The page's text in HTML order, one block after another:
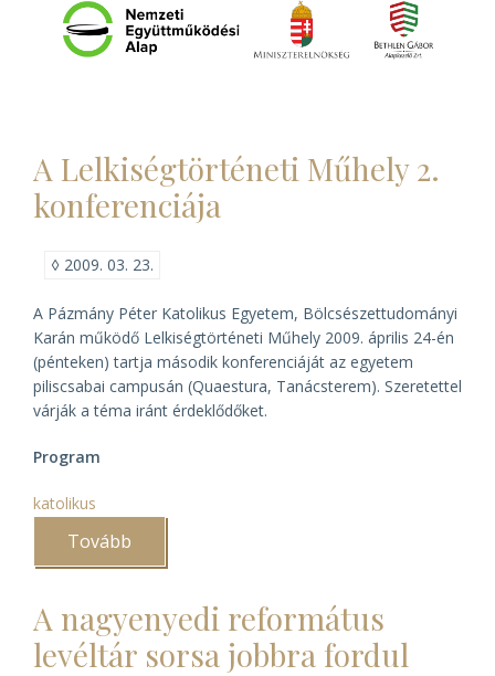
A Lelkiségtörténeti Műhely 2.
konferenciája
◊ 2009. 03. 23.
A Pázmány Péter Katolikus Egyetem, Bölcsészettudományi
Karán működő Lelkiségtörténeti Műhely 2009. április 24-én
(pénteken) tartja második konferenciáját az egyetem
piliscsabai campusán (Quaestura, Tanácsterem). Szeretettel
várják a téma iránt érdeklődőket.
Program
katolikus
Tovább
Műhely
konferenciája)
A nagyenyedi református
levéltár sorsa jobbra fordul